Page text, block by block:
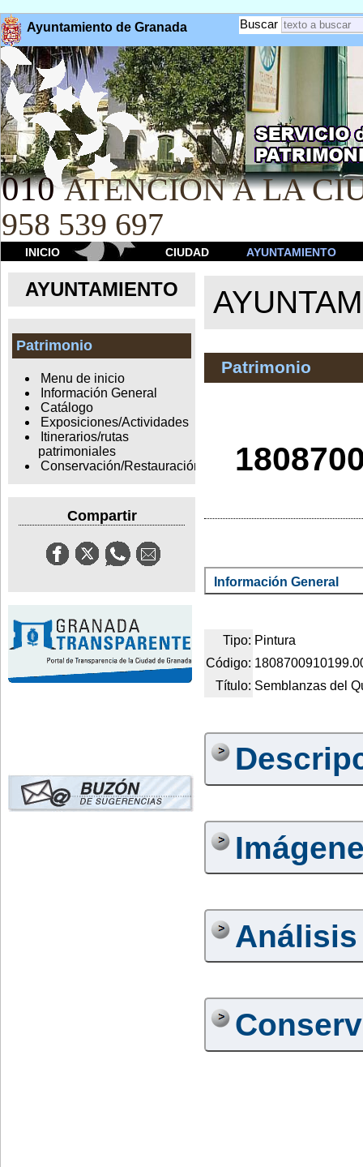
Ayuntamiento de Granada Buscar
010 ATENCION A LA
958 539 697
INICIO CIUDAD AYUNTAMIENTO
AYUNTAMIENTO
Patrimonio
Menu de inicio
Información General
Catálogo
Exposiciones/Actividades
Itinerarios/rutas
patrimoniales
Conservación/Restauración
Compartir
Patrimonio
Información General
Tipo: Pintura
Código:
Título: Semblanzas del